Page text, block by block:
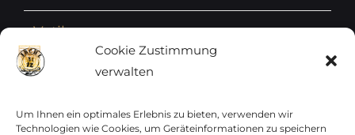
Cookie Zustimmung
verwalten
Um Ihnen ein optimales Erlebnis zu bieten, verwenden wir
Technologien wie Cookies, um Geräteinformationen zu speichern
Vatikan
Vereinte Nationen
Vorphilatelie